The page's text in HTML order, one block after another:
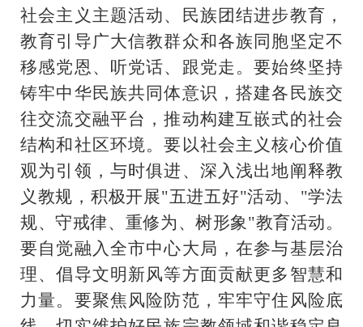
社会主义主题活动、民族团结进步教育，
教育引导广大信教群众和各族同胞坚定不
移感党恩、听党话、跟党走。要始终坚持
铸牢中华民族共同体意识，搭建各民族交
往交流交融平台，推动构建互嵌式的社会
结构和社区环境。要以社会主义核心价值
观为引领，与时俱进、深入浅出地阐释教
义教规，积极开展"五进五好"活动、"学法
规、守戒律、重修为、树形象"教育活动。
要自觉融入全市中心大局，在参与基层治
理、倡导文明新风等方面贡献更多智慧和
力量。要聚焦风险防范，牢牢守住风险底